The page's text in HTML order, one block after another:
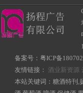
备案号： 粤ICP备
友情链接： 酒业新资源
本站关键词：糖酒特刊,